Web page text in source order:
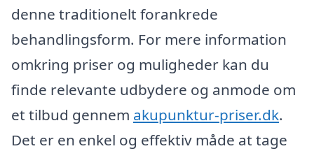
denne traditionelt forankrede
behandlingsform. For mere information
omkring priser og muligheder kan du
finde relevante udbydere og anmode om
et tilbud gennem akupunktur-priser.dk.
Det er en enkel og effektiv måde at tage